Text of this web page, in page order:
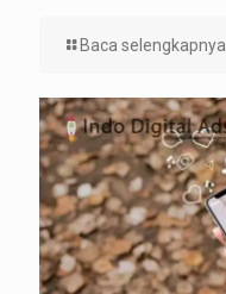
Baca selengkapnya